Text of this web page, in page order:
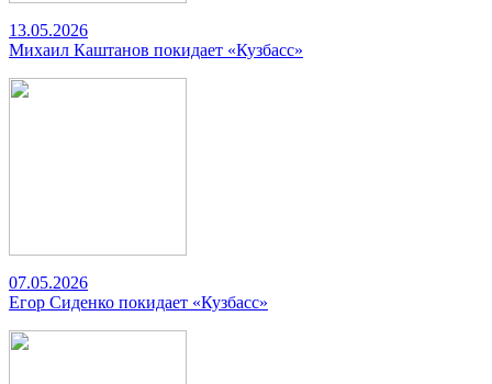
13.05.2026
Михаил Каштанов покидает «Кузбасс»
07.05.2026
Егор Сиденко покидает «Кузбасс»